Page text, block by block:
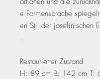
e Formensprache
en Stil der josefinischen
.
Restaurierter Zustand
H: 89 cm B: 142 cm T: